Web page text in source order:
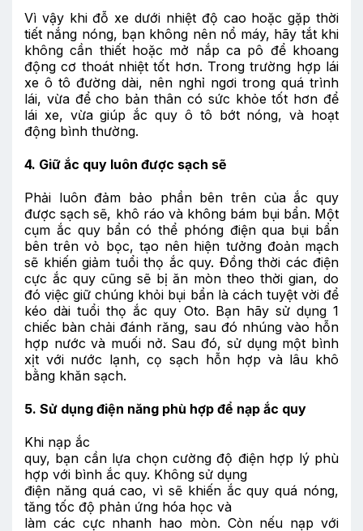
Vì vậy khi đỗ xe dưới nhiệt độ cao hoặc gặp thời
tiết nắng nóng, bạn không nên nổ máy, hãy tắt khi
không cần thiết hoặc mở nắp ca pô để khoang
động cơ thoát nhiệt tốt hơn. Trong trường hợp lái
xe ô tô đường dài, nên nghỉ ngơi trong quá trình
lái, vừa để cho bản thân có sức khỏe tốt hơn để
lái xe, vừa giúp ắc quy ô tô bớt nóng, và hoạt
động bình thường.
4. Giữ ắc quy luôn được sạch sẽ
Phải luôn đảm bảo phần bên trên của ắc quy
được sạch sẽ, khô ráo và không bám bụi bẩn. Một
cụm ắc quy bẩn có thể phóng điện qua bụi bẩn
bên trên vỏ bọc, tạo nên hiện tưởng đoản mạch
sẽ khiến giảm tuổi thọ ắc quy. Đồng thời các điện
cực ắc quy cũng sẽ bị ăn mòn theo thời gian, do
đó việc giữ chúng khỏi bụi bẩn là cách tuyệt vời để
kéo dài tuổi thọ ắc quy Oto. Bạn hãy sử dụng 1
chiếc bàn chải đánh răng, sau đó nhúng vào hỗn
hợp nước và muối nở. Sau đó, sử dụng một bình
xịt với nước lạnh, cọ sạch hỗn hợp và lâu khô
bằng khăn sạch.
5. Sử dụng điện năng phù hợp để nạp ắc quy
Khi nạp ắc
quy, bạn cần lựa chọn cường độ điện hợp lý phù
hợp với bình ắc quy. Không sử dụng
điện năng quá cao, vì sẽ khiến ắc quy quá nóng,
tăng tốc độ phản ứng hóa học và
làm các cực nhanh hao mòn. Còn nếu nạp với